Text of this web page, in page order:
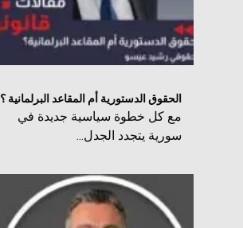
الحقوق الدستورية أم المقاعد البرلمانية ؟
مع كل خطوة سياسية جديدة في
سورية يتجدد الجدل...